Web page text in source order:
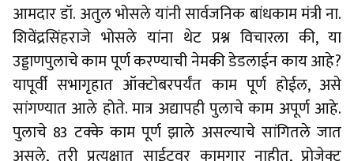
आमदार डॉ. अतुल भोसले यांनी सार्वजनिक बांधकाम मंत्री ना.
शिवेंद्रसिंहराजे भोसले यांना थेट प्रश्न विचारला की, या
उड्डाणपुलाचे काम पूर्ण करण्याची नेमकी डेडलाईन काय आहे?
यापूर्वी सभागृहात ऑक्टोबरपर्यंत काम पूर्ण होईल, असे
सांगण्यात आले होते. मात्र अद्यापही पुलाचे काम अपूर्ण आहे.
पुलाचे 83 टक्के काम पूर्ण झाले असल्याचे सांगितले जात